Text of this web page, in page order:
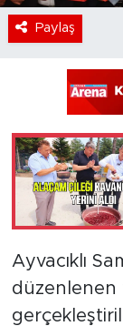
Paylaş
Ayvacıklı
düzenlenen